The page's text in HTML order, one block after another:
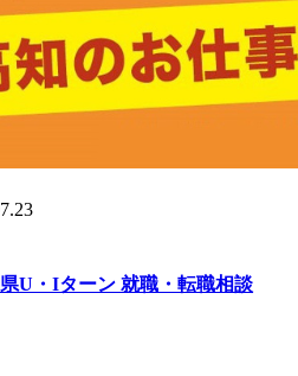
県U・Iターン 就職・転職相談